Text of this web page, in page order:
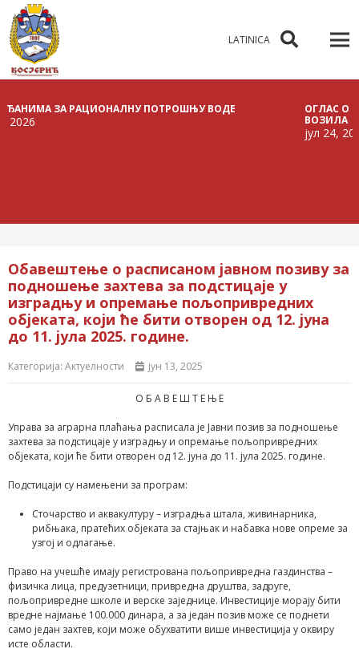
LATINICA
ЗА РАЦИОНАЛНУ ПОТРОШЊУ ВОДЕ
ОГЛАС О
ВОЗИЛА
јул 24, 2026
Обавештење о расписаном јавном позиву за
подношење захтева за подстицаје у
изградњу и опремање пољопривредних
објеката, који ће бити отворен од 12. јуна
до 11. јула 2025. године.
Категорија: Актуелности јун 13, 2025
О Б А В Е Ш Т Е Њ Е
Управа за аграрна плаћања расписала је Јавни позив за подношење
захтева за подстицаје у изградњу и опремање пољопривредних
објеката, који ће бити отворен од 12. јуна до 11. јула 2025. године.
Подстицаји су намењени за програм:
Сточарство и аквакултуру – изградња штала, живинарника,
рибњака, пратећих објеката за стајњак и набавка нове опреме за
узгој и одлагање.
Право на учешће имају регистрована пољопривредна газдинства –
физичка лица, предузетници, привредна друштва, задруге,
пољопривредне школе и верске заједнице. Инвестиције морају бити
вредне најмање 100.000 динара, а за један позив може се поднети
само један захтев, који може обухватити више инвестиција у оквиру
исте области.